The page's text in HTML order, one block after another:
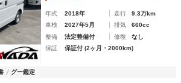
年式 2018年 走行
9.3万km
車検
2027年5月 排気
660cc
整備
法定整備付 修復
なし
保証
保証付 (2ヶ月・2000km)
グー鑑定